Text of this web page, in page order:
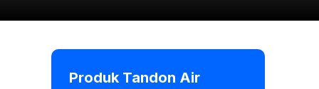
Produk Tandon Air